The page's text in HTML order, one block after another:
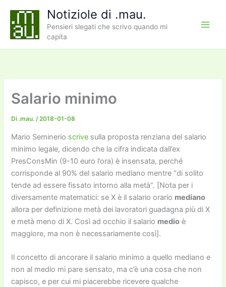
contenuto
Notiziole di .mau.
Pensieri slegati che scrivo quando mi
capita
Salario minimo
Di .mau./2018-01-08
Mario Seminerio scrive sulla proposta renziana del salario
minimo legale, dicendo che la cifra indicata dall’ex
PresConsMin (9-10 euro l’ora) è insensata, perché
corrisponde al 90% del salario mediano mentre “di solito
tende ad essere fissato intorno alla metà”. [Nota per i
diversamente matematici: se X è il salario orario mediano
allora per definizione metà dei lavoratori guadagna più di X
e metà meno di X. Così ad occhio il salario medio è
maggiore, ma non è necessariamente così].
Il concetto di ancorare il salario minimo a quello mediano e
non al medio mi pare sensato, ma c’è una cosa che non
capisco, e per cui mi piacerebbe ricevere qualche